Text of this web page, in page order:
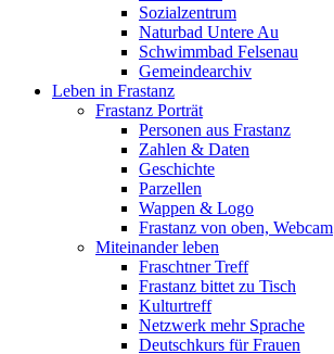
Sozialzentrum
Naturbad Untere Au
Schwimmbad Felsenau
Gemeindearchiv
Leben in Frastanz
Frastanz Porträt
Personen aus Frastanz
Zahlen & Daten
Geschichte
Parzellen
Wappen & Logo
Frastanz von oben, Webcam
Miteinander leben
Fraschtner Treff
Frastanz bittet zu Tisch
Kulturtreff
Netzwerk mehr Sprache
Deutschkurs für Frauen